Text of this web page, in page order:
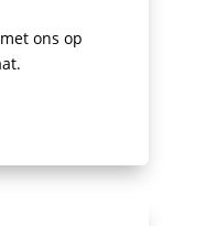
ons op